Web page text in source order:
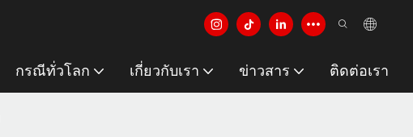
กรณีทั่วโลก เกี่ยวกับเรา ข่าวสาร ติดต่อเรา